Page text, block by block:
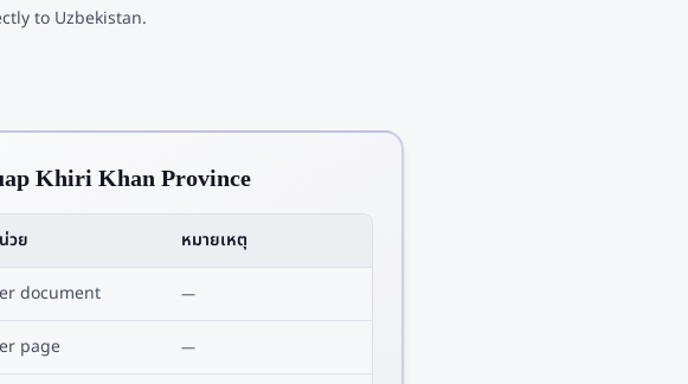
to Uzbekistan.
Khiri Khan Province
วย หมายเหตุ
document —
page —